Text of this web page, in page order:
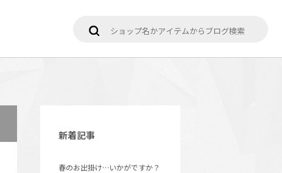
新着記事
春のお出掛け…いかがですか？